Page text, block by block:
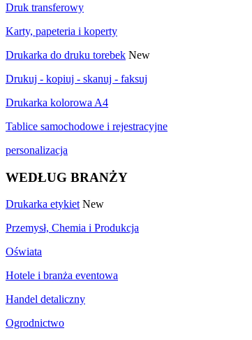
Druk transferowy
Karty, papeteria i koperty
Drukarka do druku torebek New
Drukuj - kopiuj - skanuj - faksuj
Drukarka kolorowa A4
Tablice samochodowe i rejestracyjne
personalizacja
WEDŁUG BRANŻY
Drukarka etykiet New
Przemysł, Chemia i Produkcja
Oświata
Hotele i branża eventowa
Handel detaliczny
Ogrodnictwo